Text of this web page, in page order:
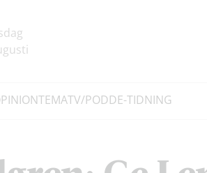
TEMATV/PODDE-TIDNING